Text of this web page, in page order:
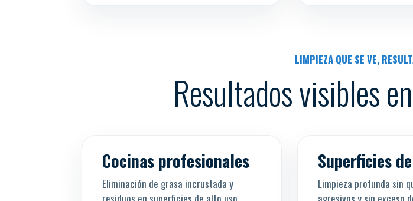
LIMPIEZA QUE SE VE,
Resultados visibles en
Cocinas profesionales
Eliminación de grasa incrustada y
Superficies
Limpieza profunda sin